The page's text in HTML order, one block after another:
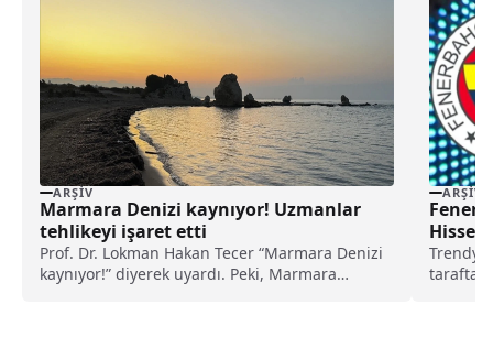
ARŞIV
Marmara Denizi kaynıyor! Uzmanlar
tehlikeyi işaret etti
Prof. Dr. Lokman Hakan Tecer “Marmara Denizi
kaynıyor!” diyerek uyardı. Peki, Marmara
ARŞIV
Hisse